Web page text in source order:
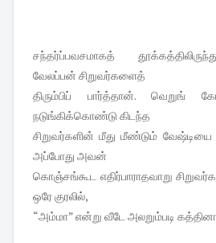
சந்தர்ப்பவசமாகத்
வேலப்பன் சிறுவர்களைத்
திரும்பிப் பார்த்தான். வெறுங்
நடுங்கிக்கொண்டு கிடந்த
சிறுவர்களின் மீது மீண்டும் வேஷ்டியை
அப்போது அவன்
கொஞ்சங்கூட எதிர்பாராதவாறு
ஒரே குரலில்,
“அம்மா” என்று வீடே அலறும்படி